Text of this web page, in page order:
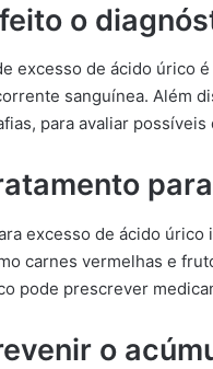
o
excesso de ácido úrico
sanguínea. Além
para avaliar
excesso de ácido
carnes vermelhas e
pode prescrever
o